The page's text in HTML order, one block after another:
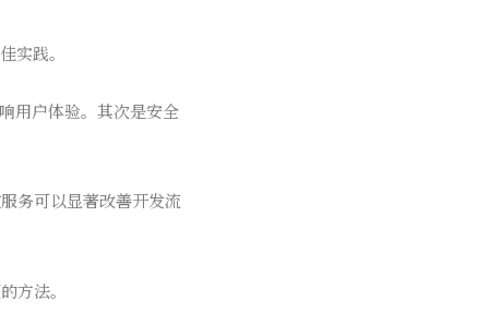
践。
用户体验。其次是安全
务可以显著改善开发流
方法。